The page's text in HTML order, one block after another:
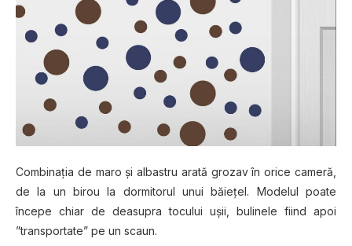
Combinația de maro și albastru arată grozav în orice cameră,
de la un birou la dormitorul unui băiețel. Modelul poate
începe chiar de deasupra tocului ușii, bulinele fiind apoi
”transportate” pe un scaun.